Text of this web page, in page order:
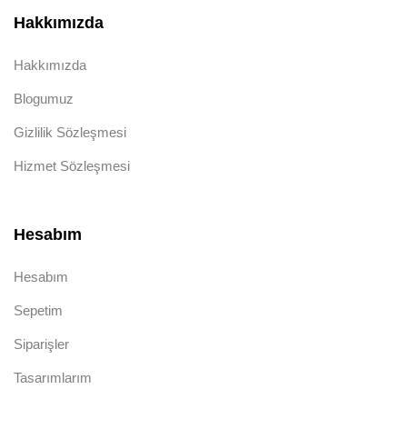
Hakkımızda
Hakkımızda
Blogumuz
Gizlilik Sözleşmesi
Hizmet Sözleşmesi
Hesabım
Hesabım
Sepetim
Siparişler
Tasarımlarım